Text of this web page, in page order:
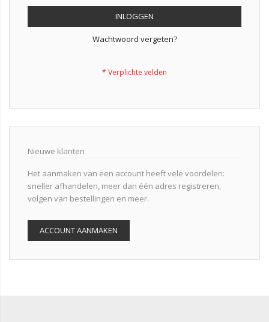
INLOGGEN
Wachtwoord vergeten?
Nieuwe klanten
Het aanmaken van een account heeft vele voordelen:
sneller afhandelen, meer dan één adres registreren,
volgen van bestellingen en meer.
ACCOUNT AANMAKEN